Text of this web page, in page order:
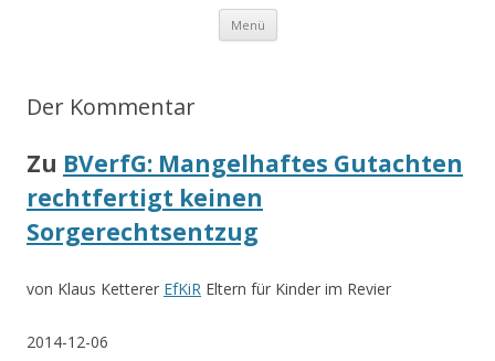
Menü Zum
springen
Der Kommentar
Zu BVerfG: Mangelhaftes Gutachten
rechtfertigt keinen
Sorgerechtsentzug
von Klaus Ketterer EfKiR Eltern für Kinder im Revier
2014-12-06